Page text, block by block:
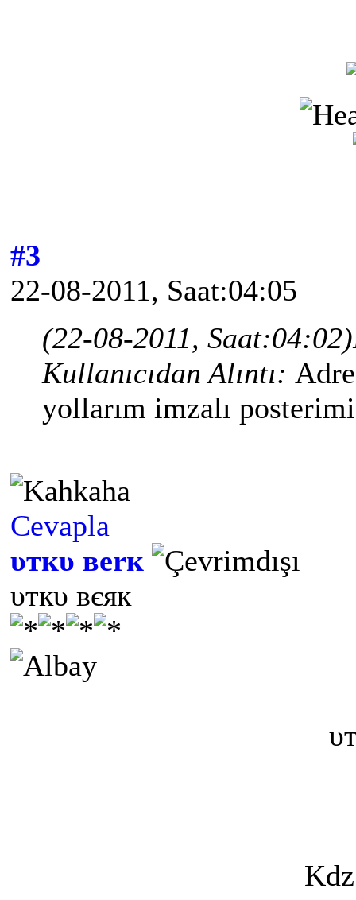
#3
22-08-2011, Saat:04:05
(22-08-2011, Saat:04:02)
Kullanıcıdan Alıntı:
yollarım imzalı
Cevapla
υткυ вerк
υткυ вєяк